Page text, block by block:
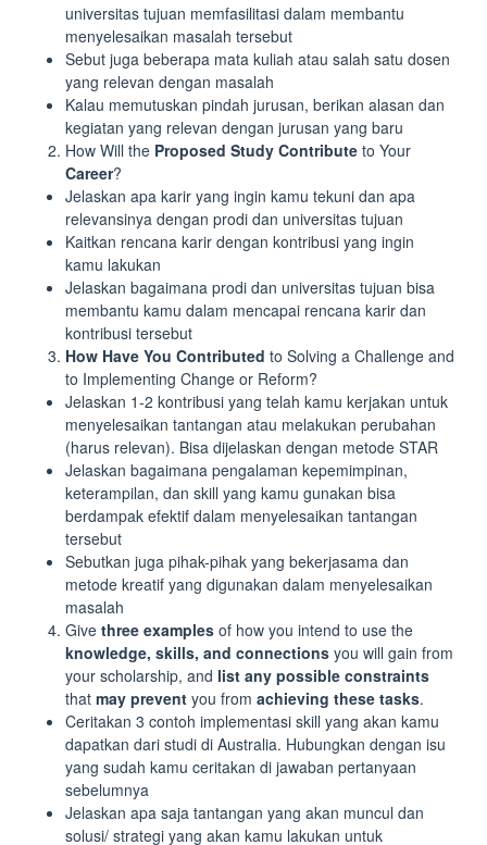
universitas tujuan memfasilitasi dalam membantu
menyelesaikan masalah tersebut
Sebut juga beberapa mata kuliah atau salah satu dosen
yang relevan dengan masalah
Kalau memutuskan pindah jurusan, berikan alasan dan
kegiatan yang relevan dengan jurusan yang baru
How Will the Proposed Study Contribute to Your
Career?
Jelaskan apa karir yang ingin kamu tekuni dan apa
relevansinya dengan prodi dan universitas tujuan
Kaitkan rencana karir dengan kontribusi yang ingin
kamu lakukan
Jelaskan bagaimana prodi dan universitas tujuan bisa
membantu kamu dalam mencapai rencana karir dan
kontribusi tersebut
How Have You Contributed to Solving a Challenge and
to Implementing Change or Reform?
Jelaskan 1-2 kontribusi yang telah kamu kerjakan untuk
menyelesaikan tantangan atau melakukan perubahan
(harus relevan). Bisa dijelaskan dengan metode STAR
Jelaskan bagaimana pengalaman kepemimpinan,
keterampilan, dan skill yang kamu gunakan bisa
berdampak efektif dalam menyelesaikan tantangan
tersebut
Sebutkan juga pihak-pihak yang bekerjasama dan
metode kreatif yang digunakan dalam menyelesaikan
masalah
Give three examples of how you intend to use the
knowledge, skills, and connections you will gain from
your scholarship, and list any possible constraints
that may prevent you from achieving these tasks.
Ceritakan 3 contoh implementasi skill yang akan kamu
dapatkan dari studi di Australia. Hubungkan dengan isu
yang sudah kamu ceritakan di jawaban pertanyaan
sebelumnya
Jelaskan apa saja tantangan yang akan muncul dan
solusi/ strategi yang akan kamu lakukan untuk